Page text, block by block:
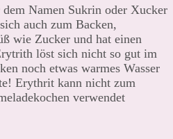
Namen Sukrin oder Xucker
auch zum Backen,
wie Zucker und hat einen
löst sich nicht so gut im
noch etwas warmes Wasser
Erythrit kann nicht zum
verwendet